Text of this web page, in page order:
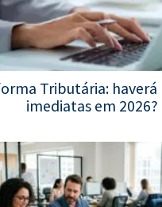
Tributária:
imediatas em 2026?